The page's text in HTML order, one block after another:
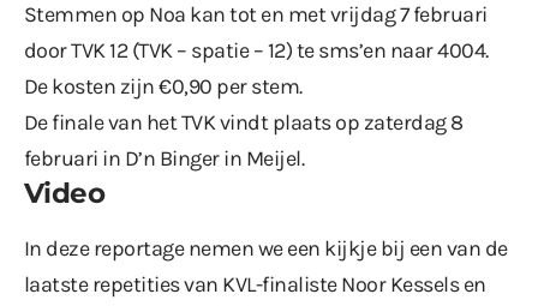
Stemmen op Noa kan tot en met vrijdag 7 februari
door TVK 12 (TVK – spatie – 12) te sms’en naar 4004.
De kosten zijn €0,90 per stem.
De finale van het TVK vindt plaats op zaterdag 8
februari in D’n Binger in Meijel.
Video
In deze reportage nemen we een kijkje bij een van de
laatste repetities van KVL-finaliste Noor Kessels en